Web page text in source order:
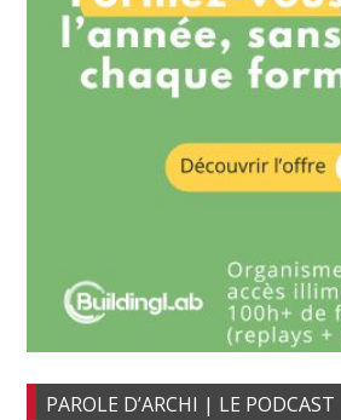
PAROLE D’ARCHI | LE PODCAST